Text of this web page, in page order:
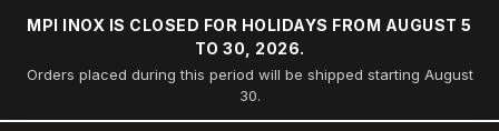
Zum Inhalt springen
MPI INOX IS CLOSED FOR HOLIDAYS FROM AUGUST 5
TO 30, 2026.
Orders placed during this period will be shipped starting August
30.